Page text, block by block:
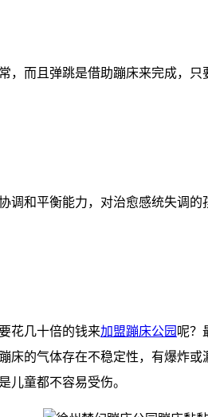
，而且弹跳是借助蹦床来完成，
和平衡能力，对治愈感统失调
花几十倍的钱来加盟蹦床公园 呢？
的气体存在不稳定性，有爆炸
儿童都不容易受伤。